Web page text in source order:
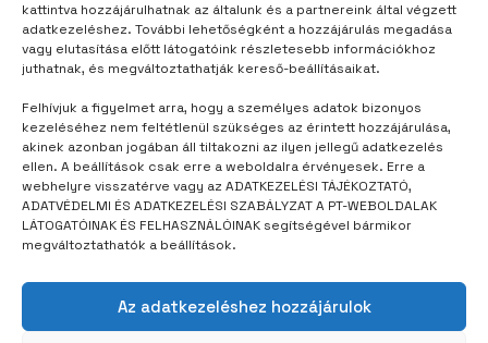
kattintva hozzájárulhatnak az általunk és a partnereink által végzett
adatkezeléshez. További lehetőségként a hozzájárulás megadása
vagy elutasítása előtt látogatóink részletesebb információkhoz
juthatnak, és megváltoztathatják kereső-beállításaikat.
Felhívjuk a figyelmet arra, hogy a személyes adatok bizonyos
kezeléséhez nem feltétlenül szükséges az érintett hozzájárulása,
akinek azonban jogában áll tiltakozni az ilyen jellegű adatkezelés
ellen. A beállítások csak erre a weboldalra érvényesek. Erre a
webhelyre visszatérve vagy az ADATKEZELÉSI TÁJÉKOZTATÓ,
ADATVÉDELMI ÉS ADATKEZELÉSI SZABÁLYZAT A PT-WEBOLDALAK
LÁTOGATÓINAK ÉS FELHASZNÁLÓINAK segítségével bármikor
megváltoztathatók a beállítások.
Az adatkezeléshez hozzájárulok
Dínóként vidítottam fel a bátyámat